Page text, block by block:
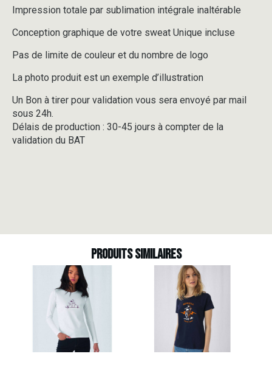
Impression totale par sublimation intégrale inaltérable
Conception graphique de votre sweat Unique incluse
Pas de limite de couleur et du nombre de logo
La photo produit est un exemple d’illustration
Un Bon à tirer pour validation vous sera envoyé par mail
sous 24h.
Délais de production : 30-45 jours à compter de la
validation du BAT
Produits similaires